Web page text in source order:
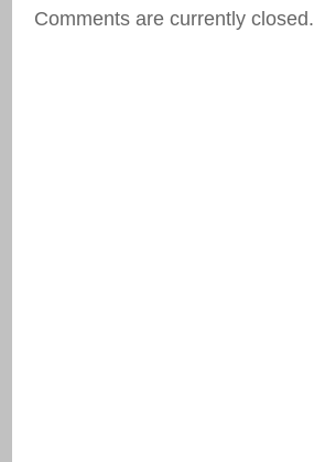
Comments are currently closed.